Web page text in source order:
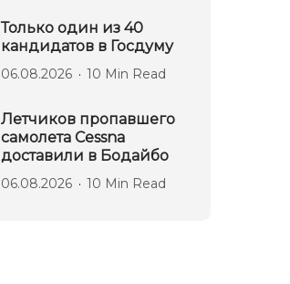
Только один из 40
кандидатов в Госдуму
06.08.2026 10 Min Read
Летчиков пропавшего
самолета Cessna
доставили в Бодайбо
06.08.2026 10 Min Read